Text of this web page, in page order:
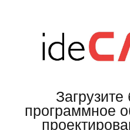
программное